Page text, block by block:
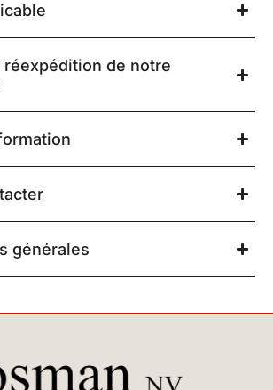
réexpédition de notre
générales